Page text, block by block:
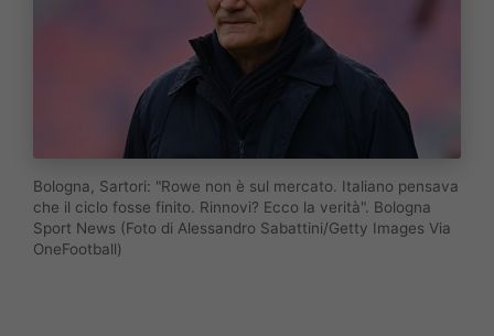
Bologna, Sartori: "Rowe non è sul mercato. Italiano pensava
che il ciclo fosse finito. Rinnovi? Ecco la verità". Bologna
Sport News (Foto di Alessandro Sabattini/Getty Images Via
OneFootball)